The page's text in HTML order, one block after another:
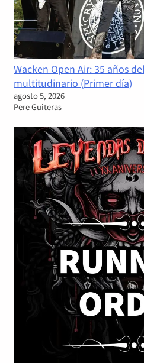
Wacken Open Air: 35 años
multitudinario (Primer día)
agosto 5, 2026
Pere Guiteras